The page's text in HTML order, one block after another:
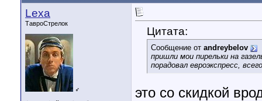
Lexa
ТавроСтрелок
♂
Цитата:
Сообщение от andreybelov
пришли мои пирельки на
порадовал евроэкспресс,
это со скидкой